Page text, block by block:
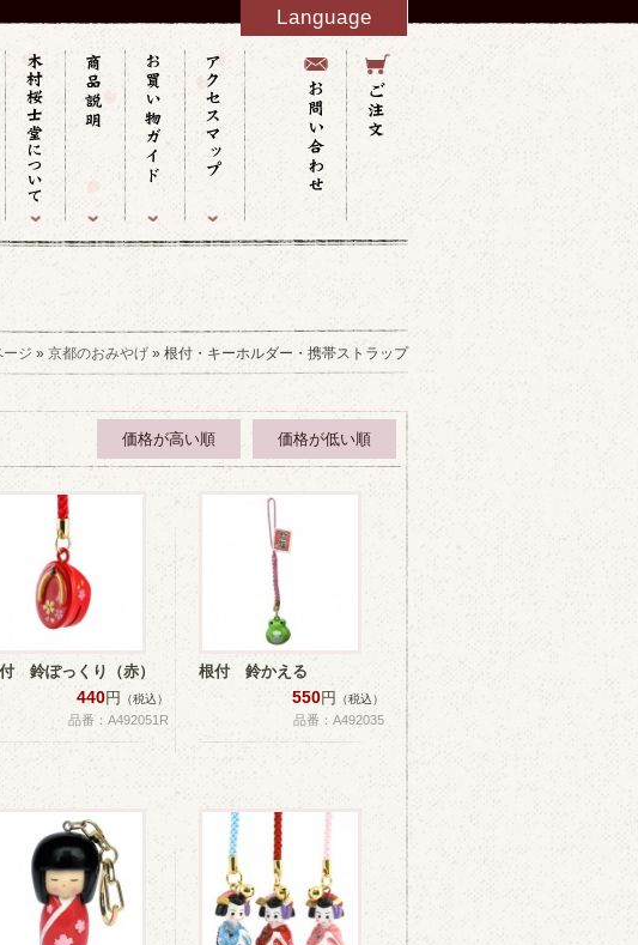
Language
English
French
Italy
Spanish
Germany
Chinese
Russian
Taiwanese
Korean
ジ » 京都のおみやげ » 根付・キーホルダー・携帯ストラップ
価格が高い順 価格が低い順
鈴ぽっくり（赤）
440円 （税込）
品番：A492051R
根付 鈴かえる
550円 （税込）
品番：A492035